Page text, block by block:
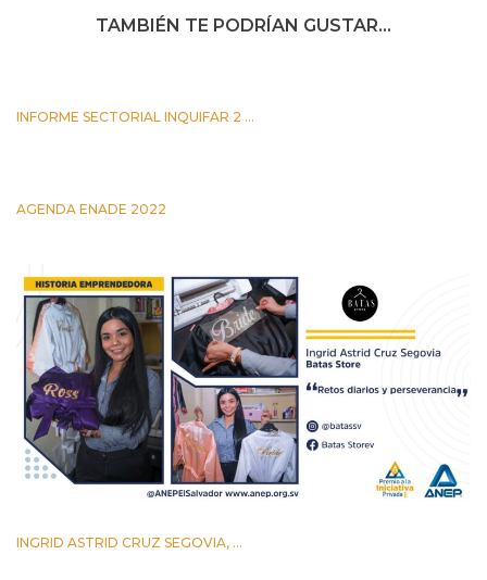
TAMBIÉN TE PODRÍAN GUSTAR...
INFORME SECTORIAL INQUIFAR 2 ...
AGENDA ENADE 2022
INGRID ASTRID CRUZ SEGOVIA, ...